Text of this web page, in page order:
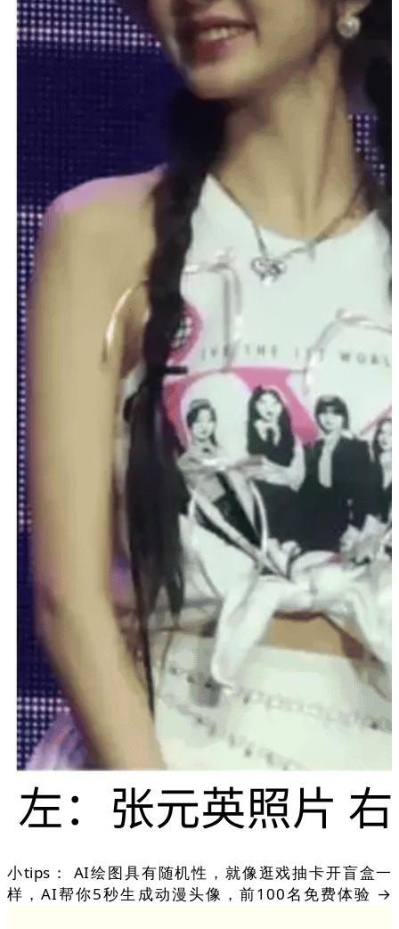
小tips： AI绘图具有随机性，就像逛戏抽卡开盲盒一
样，AI帮你5秒生成动漫头像，前100名免费体验 →